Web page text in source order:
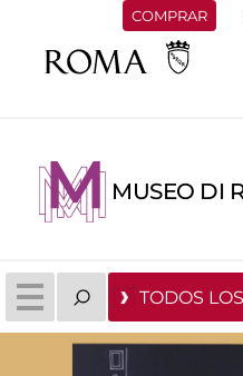
COMPRAR
MUSEO DI
TODOS